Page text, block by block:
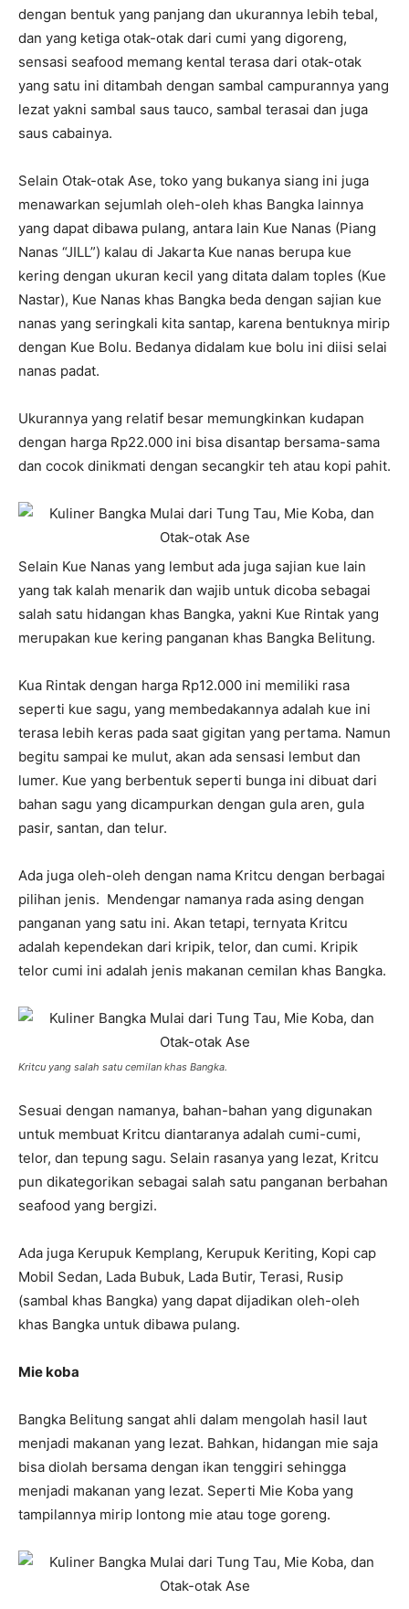
dengan bentuk yang panjang dan ukurannya lebih tebal,
dan yang ketiga otak-otak dari cumi yang digoreng,
sensasi seafood memang kental terasa dari otak-otak
yang satu ini ditambah dengan sambal campurannya yang
lezat yakni sambal saus tauco, sambal terasai dan juga
saus cabainya.
Selain Otak-otak Ase, toko yang bukanya siang ini juga
menawarkan sejumlah oleh-oleh khas Bangka lainnya
yang dapat dibawa pulang, antara lain Kue Nanas (Piang
Nanas “JILL”) kalau di Jakarta Kue nanas berupa kue
kering dengan ukuran kecil yang ditata dalam toples (Kue
Nastar), Kue Nanas khas Bangka beda dengan sajian kue
nanas yang seringkali kita santap, karena bentuknya mirip
dengan Kue Bolu. Bedanya didalam kue bolu ini diisi selai
nanas padat.
Ukurannya yang relatif besar memungkinkan kudapan
dengan harga Rp22.000 ini bisa disantap bersama-sama
dan cocok dinikmati dengan secangkir teh atau kopi pahit.
Selain Kue Nanas yang lembut ada juga sajian kue lain
yang tak kalah menarik dan wajib untuk dicoba sebagai
salah satu hidangan khas Bangka, yakni Kue Rintak yang
merupakan kue kering panganan khas Bangka Belitung.
Kua Rintak dengan harga Rp12.000 ini memiliki rasa
seperti kue sagu, yang membedakannya adalah kue ini
terasa lebih keras pada saat gigitan yang pertama. Namun
begitu sampai ke mulut, akan ada sensasi lembut dan
lumer. Kue yang berbentuk seperti bunga ini dibuat dari
bahan sagu yang dicampurkan dengan gula aren, gula
pasir, santan, dan telur.
Ada juga oleh-oleh dengan nama Kritcu dengan berbagai
pilihan jenis. Mendengar namanya rada asing dengan
panganan yang satu ini. Akan tetapi, ternyata Kritcu
adalah kependekan dari kripik, telor, dan cumi. Kripik
telor cumi ini adalah jenis makanan cemilan khas Bangka.
Kritcu yang salah satu cemilan khas Bangka.
Sesuai dengan namanya, bahan-bahan yang digunakan
untuk membuat Kritcu diantaranya adalah cumi-cumi,
telor, dan tepung sagu. Selain rasanya yang lezat, Kritcu
pun dikategorikan sebagai salah satu panganan berbahan
seafood yang bergizi.
Ada juga Kerupuk Kemplang, Kerupuk Keriting, Kopi cap
Mobil Sedan, Lada Bubuk, Lada Butir, Terasi, Rusip
(sambal khas Bangka) yang dapat dijadikan oleh-oleh
khas Bangka untuk dibawa pulang.
Mie koba
Bangka Belitung sangat ahli dalam mengolah hasil laut
menjadi makanan yang lezat. Bahkan, hidangan mie saja
bisa diolah bersama dengan ikan tenggiri sehingga
menjadi makanan yang lezat. Seperti Mie Koba yang
tampilannya mirip lontong mie atau toge goreng.